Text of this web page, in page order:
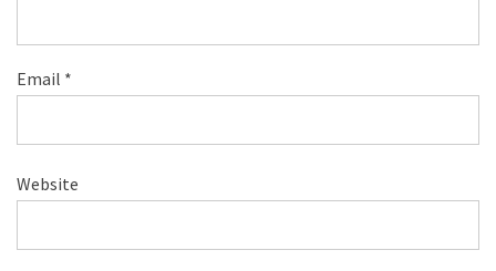
Email *
Website